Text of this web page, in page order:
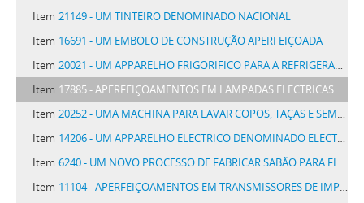
Item 21149 - UM TINTEIRO DENOMINADO NACIONAL
Item 16691 - UM EMBOLO DE CONSTRUÇÃO APERFEIÇOADA
Item 20021 - UM APPARELHO FRIGORIFICO PARA A REFRIGERAÇÃO DE AGUA OU AR
Item 17885 - APERFEIÇOAMENTOS EM LAMPADAS ELECTRICAS CHEIAS DE GAZ COM DESCARGA INCANDESCENTE
Item 20252 - UMA MACHINA PARA LAVAR COPOS, TAÇAS E SEMELHANTES, POR MEIO DA FORÇA CENTRIFUGA AUTOMATICA
Item 14206 - UM APPARELHO ELECTRICO DENOMINADO ELECTRO BALL DESTINADO A EXERCICIOS PHYSICOS
Item 6240 - UM NOVO PROCESSO DE FABRICAR SABÃO PARA FINS INDUSTRIAIS
Item 11104 - APERFEIÇOAMENTOS EM TRANSMISSORES DE IMPULSOS PARA SYSTEMAS TELEPHONICOS AUTOMATICOS